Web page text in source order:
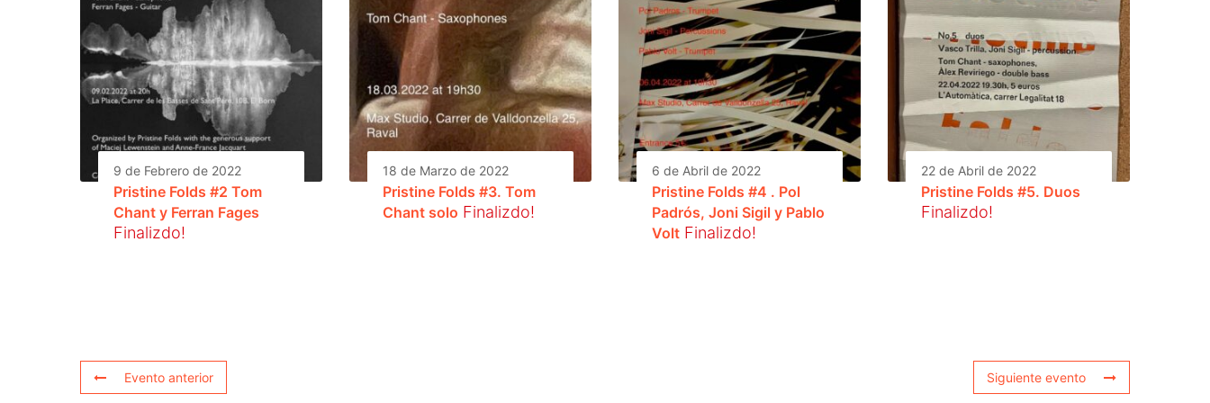
9 de Febrero de 2022
Pristine Folds #2 Tom
Chant y Ferran Fages
Finalizdo!
18 de Marzo de 2022
Pristine Folds #3. Tom
Chant solo Finalizdo!
6 de Abril de 2022
Pristine Folds #4 . Pol
Padrós, Joni Sigil y Pablo
Volt Finalizdo!
22 de Abril de 2022
Pristine Folds #5. Duos
Finalizdo!
Evento anterior Siguiente evento